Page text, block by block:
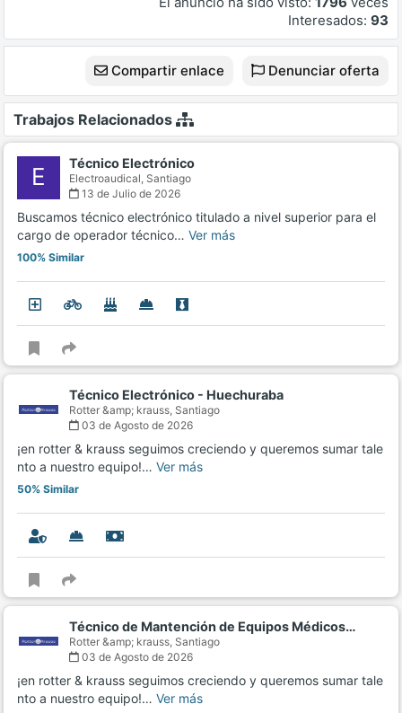
Interesados: 93
Compartir enlace Denunciar oferta
Trabajos Relacionados
E Técnico Electrónico
Electroaudical, Santiago
13 de Julio de 2026
Buscamos técnico electrónico titulado a nivel superior para el
cargo de operador técnico… Ver más
100% Similar
Técnico Electrónico - Huechuraba
Rotter &amp; krauss, Santiago
03 de Agosto de 2026
¡en rotter & krauss seguimos creciendo y queremos sumar tale
nto a nuestro equipo!… Ver más
50% Similar
Técnico de Mantención de Equipos Médicos…
Rotter &amp; krauss, Santiago
03 de Agosto de 2026
¡en rotter & krauss seguimos creciendo y queremos sumar tale
nto a nuestro equipo!… Ver más